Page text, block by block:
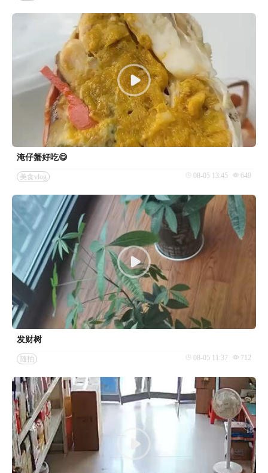
淹仔蟹好吃😋
美食vlog 08-05 13:45 649
发财树
随拍 08-05 11:37 712